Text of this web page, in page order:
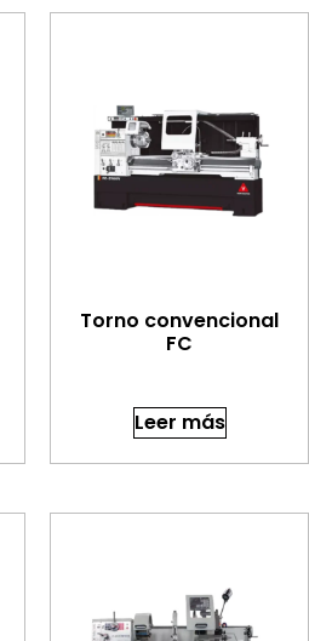
Torno convencional
FC
Leer más